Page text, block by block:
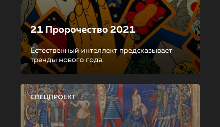
21 Пророчество 2021
Естественный интеллект предсказывает
тренды нового года
СПЕЦПРОЕКТ